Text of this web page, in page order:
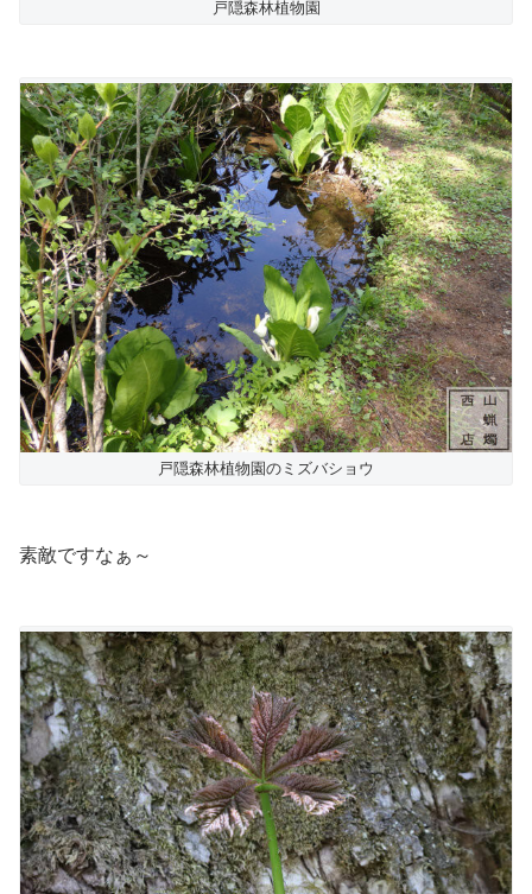
戸隠森林植物園
戸隠森林植物園のミズバショウ
素敵ですなぁ～